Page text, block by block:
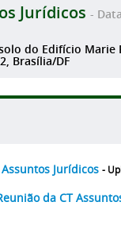
Jurídicos -
do Edifício Marie
Brasília/DF
Jurídicos -
da CT